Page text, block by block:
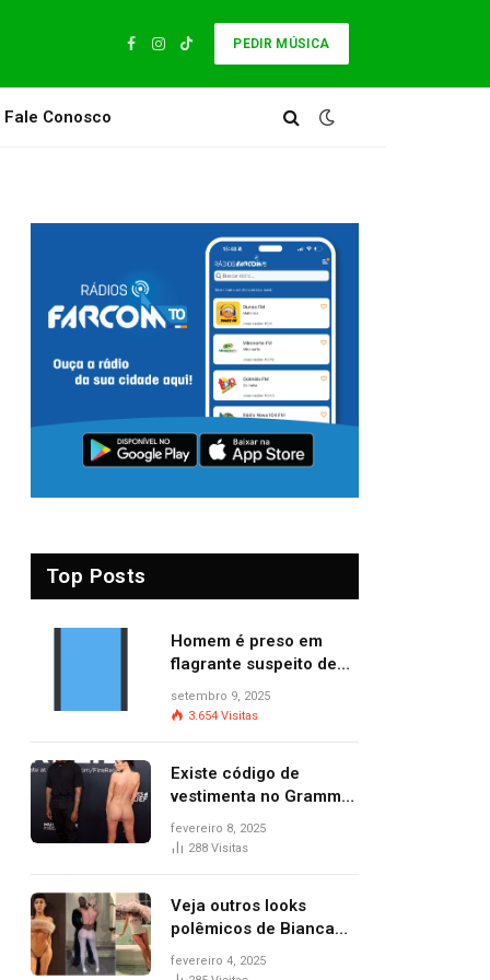
Facebook
Instagram
TikTok
PEDIR MÚSICA
Fale Conosco
Top Posts
Homem é preso em
flagrante suspeito de
provocar dois incêndios
criminosos no mesmo
setembro 9, 2025
3.654 Visitas
Existe código de
vestimenta no Grammy?
Questionamento surgiu
após Bianca Censori,
premiação
fevereiro 8, 2025
288 Visitas
Veja outros looks
polêmicos de Bianca
Censori, esposa de
Kanye West que
fevereiro 4, 2025